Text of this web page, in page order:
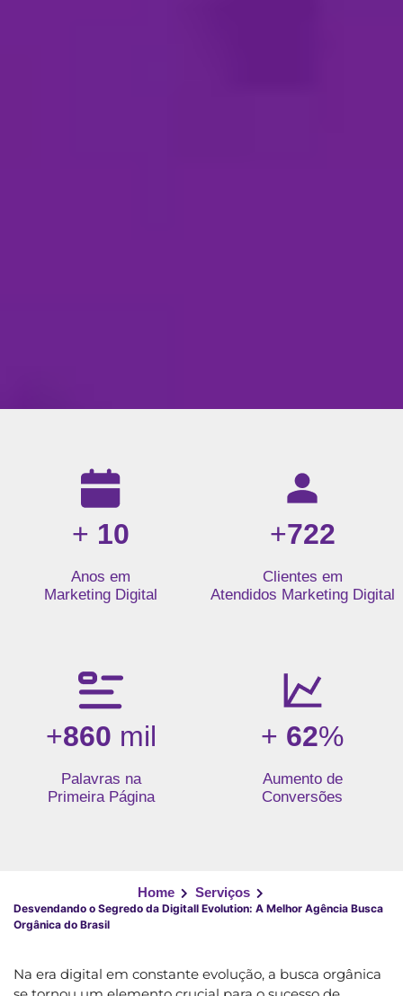
Resultados da nossa agência de marketing digital: mais
+ 10
Anos em
Marketing Digital
+722
Clientes em
Atendidos Marketing Digital
+860 mil
Palavras na
Primeira Página
+ 62%
Aumento de
Conversões
Home Serviços
Desvendando o Segredo da Digitall Evolution: A Melhor Agência Busca
Orgânica do Brasil
Na era digital em constante evolução, a busca orgânica